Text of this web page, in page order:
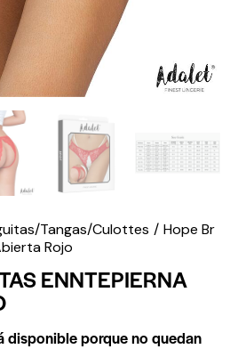
Tangas/Culottes
Hope Br
Rojo
ENNTEPIERNA
disponible porque no quedan